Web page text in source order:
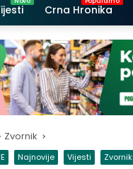
Crna Hronika
Zvornik
Najnovije Vijesti Zvornik